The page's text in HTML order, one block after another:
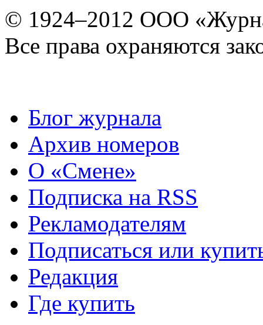
© 1924–2012 ООО
Все права охраняются
Блог журнала
Архив номеров
О «Смене»
Подписка на RSS
Рекламодателям
Подписаться или
Редакция
Где купить